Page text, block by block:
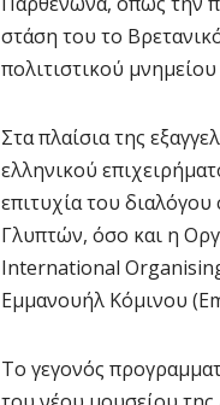
στάση του το
πολιτιστικού
Στα πλαίσια της
ελληνικού
επιτυχία του
Γλυπτών, όσο και η
International
Εμμανουήλ Κόμινου
Το γεγονός